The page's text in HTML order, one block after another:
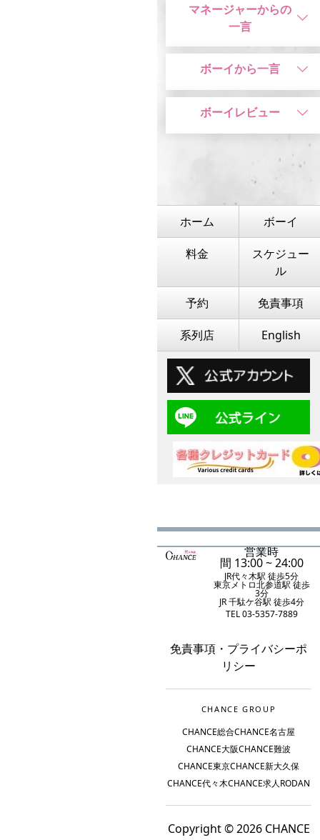
マネージャーからの
一言
ボーイから一言
ボーイレビュー
ホーム ボーイ
料金
スケジュー
ル
予約 免責事項
系列店 English
営業時
間 13:00 ~ 24:00
JR代々木駅 徒歩5分
東京メトロ北参道駅 徒歩
3分
JR 千駄ケ谷駅 徒歩4分
TEL 03-5357-7889
免責事項 ・ プライバシーポ
リシー
CHANCE GROUP
CHANCE総合CHANCE名古屋
CHANCE大阪CHANCE難波
CHANCE東京CHANCE新大久保
CHANCE代々木CHANCE求人RODAN
Copyright © 2026 CHANCE